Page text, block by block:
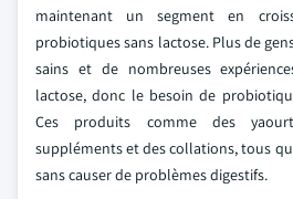
maintenant un segment en
probiotiques sans lactose. Plus de
sains et de nombreuses
lactose, donc le besoin de
Ces produits comme des
suppléments et des collations, tous
sans causer de problèmes digestifs.